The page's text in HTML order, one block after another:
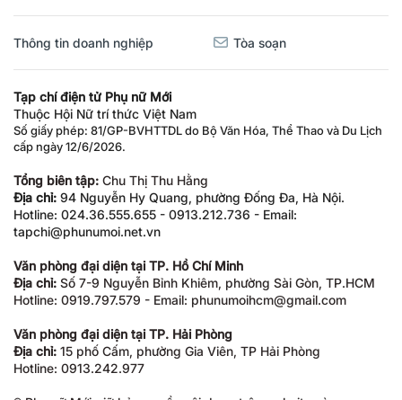
Thông tin doanh nghiệp Tòa soạn
Tạp chí điện tử Phụ nữ Mới
Thuộc Hội Nữ trí thức Việt Nam
Số giấy phép: 81/GP-BVHTTDL do Bộ Văn Hóa, Thể Thao và Du Lịch
cấp ngày 12/6/2026.
Tổng biên tập: Chu Thị Thu Hằng
Địa chỉ: 94 Nguyễn Hy Quang, phường Đống Đa, Hà Nội.
Hotline: 024.36.555.655 - 0913.212.736 - Email:
tapchi@phunumoi.net.vn
Văn phòng đại diện tại TP. Hồ Chí Minh
Địa chỉ: Số 7-9 Nguyễn Bỉnh Khiêm, phường Sài Gòn, TP.HCM
Hotline: 0919.797.579 - Email: phunumoihcm@gmail.com
Văn phòng đại diện tại TP. Hải Phòng
Địa chỉ: 15 phố Cấm, phường Gia Viên, TP Hải Phòng
Hotline: 0913.242.977